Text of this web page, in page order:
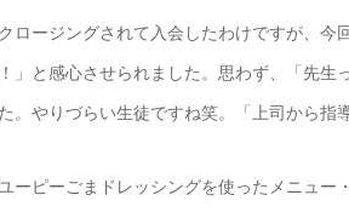
ロージングされて入会したわけですが、
」と感心させられました。思わず、「先
。やりづらい生徒ですね笑。「上司から指
ーピーごまドレッシングを使ったメニュ